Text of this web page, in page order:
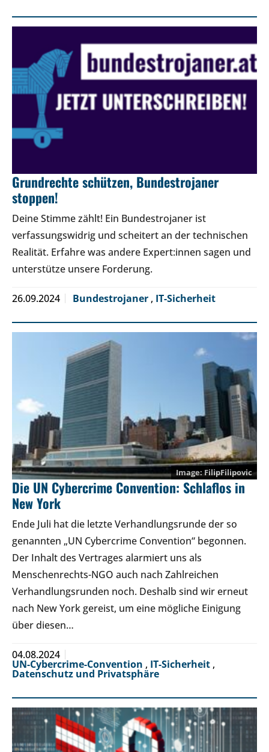
Grundrechte schützen, Bundestrojaner
stoppen!
Deine Stimme zählt! Ein Bundestrojaner ist
verfassungswidrig und scheitert an der technischen
Realität. Erfahre was andere Expert:innen sagen und
unterstütze unsere Forderung.
26.09.2024 Bundestrojaner , IT-Sicherheit
FilipFilipovic
Die UN Cybercrime Convention: Schlaflos in
New York
Ende Juli hat die letzte Verhandlungsrunde der so
genannten „UN Cybercrime Convention“ begonnen.
Der Inhalt des Vertrages alarmiert uns als
Menschenrechts-NGO auch nach Zahlreichen
Verhandlungsrunden noch. Deshalb sind wir erneut
nach New York gereist, um eine mögliche Einigung
über diesen…
04.08.2024
UN-Cybercrime-Convention , IT-Sicherheit ,
Datenschutz und Privatsphäre